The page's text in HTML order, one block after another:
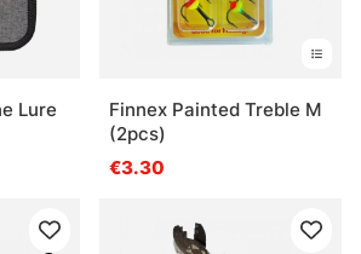
Lure
Finnex Painted Treble M
(2pcs)
€3.30